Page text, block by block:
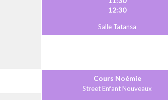
12:30
Salle Tatansa
Cours Noémie
Street Enfant Nouveaux